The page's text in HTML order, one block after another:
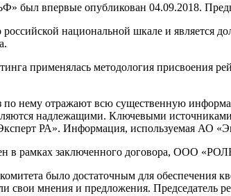
впервые опубликован 04.09.2018.
национальной шкале и является
применялась методология присвоения
нему отражают всю существенную
надлежащими. Ключевыми
РА». Информация, используемая АО
в рамках заключенного договора, ООО
было достаточным для
свои мнения и предложения. Председатель